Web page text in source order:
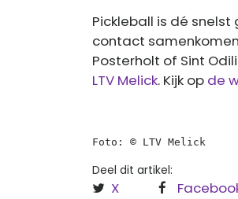
Pickleball is dé
contact
Posterholt of Sint
LTV Melick. Kijk op de
Foto: © LTV Melick
Deel dit artikel:
X